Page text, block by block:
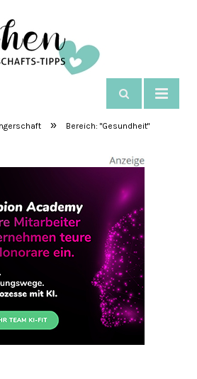
» Bereich: "Gesundheit"